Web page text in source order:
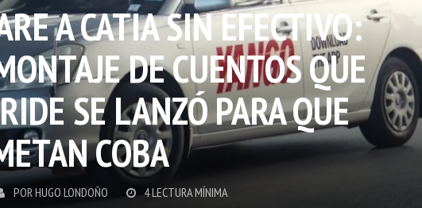
A CATIA SIN EFECTIVO:
DE CUENTOS QUE
SE LANZÓ PARA QUE
COBA
POR HUGO LONDOÑO 4 LECTURA MÍNIMA